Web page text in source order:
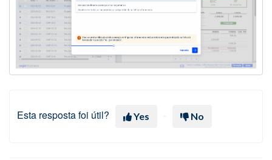
Esta resposta foi útil? Yes No